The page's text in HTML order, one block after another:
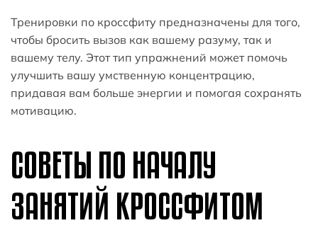
Тренировки по кроссфиту предназначены для того,
чтобы бросить вызов как вашему разуму, так и
вашему телу. Этот тип упражнений может помочь
улучшить вашу умственную концентрацию,
придавая вам больше энергии и помогая сохранять
мотивацию.
СОВЕТЫ ПО НАЧАЛУ
ЗАНЯТИЙ КРОССФИТОМ